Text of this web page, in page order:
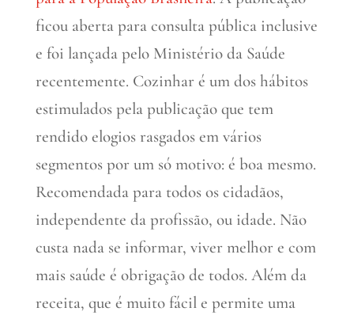
ficou aberta para consulta pública inclusive
e foi lançada pelo Ministério da Saúde
recentemente. Cozinhar é um dos hábitos
estimulados pela publicação que tem
rendido elogios rasgados em vários
segmentos por um só motivo: é boa mesmo.
Recomendada para todos os cidadãos,
independente da profissão, ou idade. Não
custa nada se informar, viver melhor e com
mais saúde é obrigação de todos. Além da
receita, que é muito fácil e permite uma